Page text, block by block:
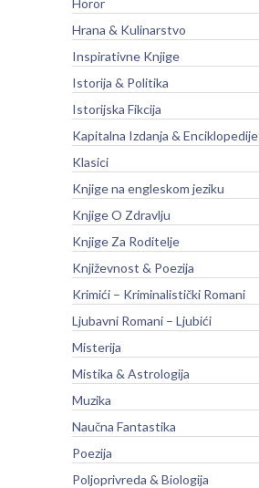
Horor
Hrana & Kulinarstvo
Inspirativne Knjige
Istorija & Politika
Istorijska Fikcija
Kapitalna Izdanja & Enciklopedije
Klasici
Knjige na engleskom jeziku
Knjige O Zdravlju
Knjige Za Roditelje
Književnost & Poezija
Krimići – Kriminalistički Romani
Ljubavni Romani – Ljubići
Misterija
Mistika & Astrologija
Muzika
Naučna Fantastika
Poezija
Poljoprivreda & Biologija